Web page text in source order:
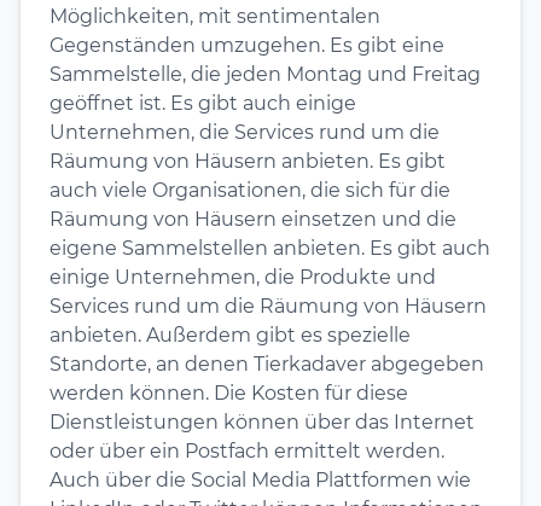
Möglichkeiten, mit sentimentalen
Gegenständen umzugehen. Es gibt eine
Sammelstelle, die jeden Montag und Freitag
geöffnet ist. Es gibt auch einige
Unternehmen, die Services rund um die
Räumung von Häusern anbieten. Es gibt
auch viele Organisationen, die sich für die
Räumung von Häusern einsetzen und die
eigene Sammelstellen anbieten. Es gibt auch
einige Unternehmen, die Produkte und
Services rund um die Räumung von Häusern
anbieten. Außerdem gibt es spezielle
Standorte, an denen Tierkadaver abgegeben
werden können. Die Kosten für diese
Dienstleistungen können über das Internet
oder über ein Postfach ermittelt werden.
Auch über die Social Media Plattformen wie